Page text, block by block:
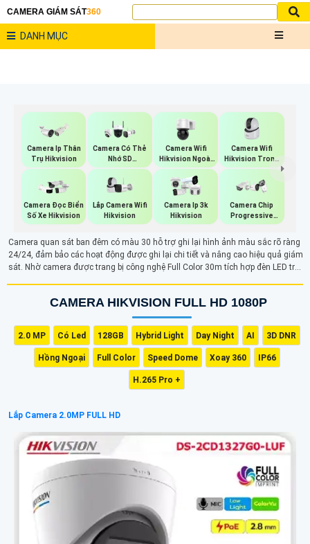
CAMERA GIÁM SÁT360
DANH MỤC
Camera Ip Thân
Trụ Hikvision
Camera Có Thẻ
Nhớ SD
HIKVISION
Camera Wifi
Hikvision Ngoài
Trời 360
Camera Wifi
Hikvision Trong
Nhà
Camera Đọc Biển
Số Xe Hikvision
Lắp Camera Wifi
Hikvision
Camera Ip 3k
Hikvision
Camera Chip
Progressive
Scan CMOS
Hikvision
Camera quan sát ban đêm có màu 30 hỗ trợ ghi lại hình ảnh màu sắc rõ ràng
24/24, đảm bảo các hoạt động được ghi lại chi tiết và nâng cao hiệu quả giám
sát. Nhờ camera được trang bị công nghệ Full Color 30m tích hợp đèn LED trợ
CAMERA HIKVISION FULL HD 1080P
2.0 MP Có Led 128GB Hybrid Light Day Night AI 3D DNR
Hồng Ngoại Full Color Speed Dome Xoay 360 IP66
H.265 Pro +
Lắp Camera 2.0MP FULL HD